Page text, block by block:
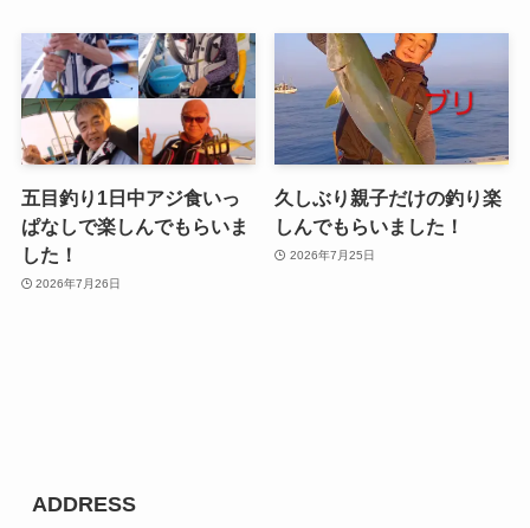
五目釣り1日中アジ食いっ
ぱなしで楽しんでもらいま
した！
2026年7月26日
久しぶり親子だけの釣り楽
しんでもらいました！
2026年7月25日
ADDRESS